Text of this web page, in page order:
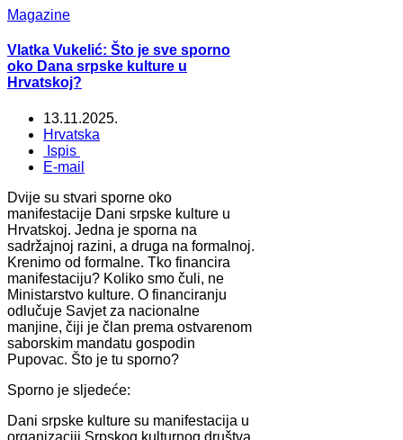
Magazine
Vlatka Vukelić: Što je sve sporno
oko Dana srpske kulture u
Hrvatskoj?
13.11.2025.
Hrvatska
Ispis
E-mail
Dvije su stvari sporne oko
manifestacije Dani srpske kulture u
Hrvatskoj. Jedna je sporna na
sadržajnoj razini, a druga na formalnoj.
Krenimo od formalne. Tko financira
manifestaciju? Koliko smo čuli, ne
Ministarstvo kulture. O financiranju
odlučuje Savjet za nacionalne
manjine, čiji je član prema ostvarenom
saborskim mandatu gospodin
Pupovac. Što je tu sporno?
Sporno je sljedeće:
Dani srpske kulture su manifestacija u
organizaciji Srpskog kulturnog društva